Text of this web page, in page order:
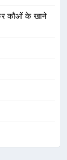
कौओं के खाने